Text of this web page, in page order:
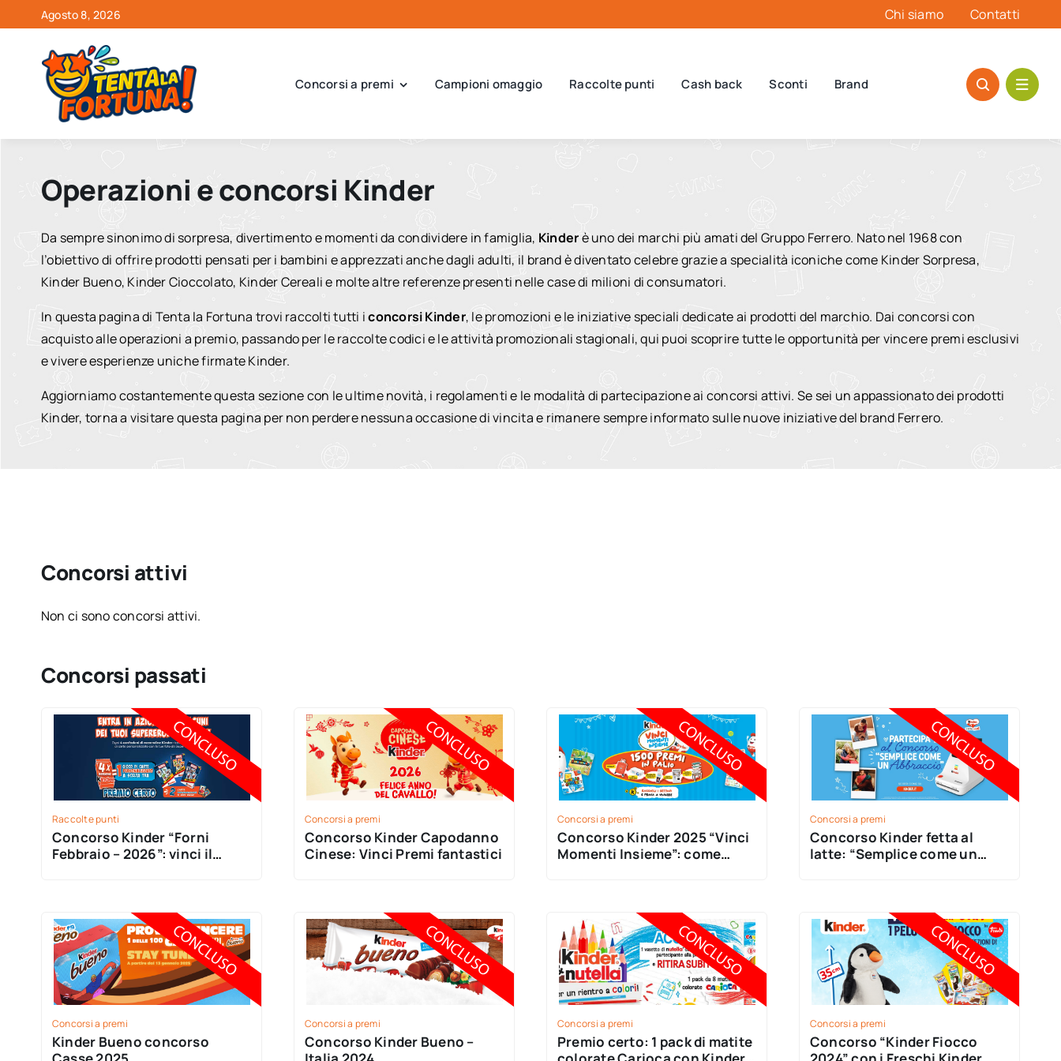
al
contenuto
Agosto 8, 2026 Chi siamo Contatti
Concorsi a premi Campioni omaggio Raccolte punti Cash back Sconti Brand
Operazioni e concorsi Kinder
Da sempre sinonimo di sorpresa, divertimento e momenti da condividere in famiglia, Kinderè uno dei marchi più amati del Gruppo Ferrero. Nato nel 1968 con
l’obiettivo di offrire prodotti pensati per i bambini e apprezzati anche dagli adulti, il brand è diventato celebre grazie a specialità iconiche come Kinder Sorpresa,
Kinder Bueno, Kinder Cioccolato, Kinder Cereali e molte altre referenze presenti nelle case di milioni di consumatori.
In questa pagina di Tenta la Fortuna trovi raccolti tutti iconcorsi Kinder, le promozioni e le iniziative speciali dedicate ai prodotti del marchio. Dai concorsi con
acquisto alle operazioni a premio, passando per le raccolte codici e le attività promozionali stagionali, qui puoi scoprire tutte le opportunità per vincere premi esclusivi
e vivere esperienze uniche firmate Kinder.
Aggiorniamo costantemente questa sezione con le ultime novità, i regolamenti e le modalità di partecipazione ai concorsi attivi. Se sei un appassionato dei prodotti
Kinder, torna a visitare questa pagina per non perdere nessuna occasione di vincita e rimanere sempre informato sulle nuove iniziative del brand Ferrero.
Concorsi attivi
Non ci sono concorsi attivi.
Concorsi passati
Raccolte punti
Concorso Kinder “Forni
Febbraio – 2026”: vinci il
Concorsi a premi
Concorso Kinder Capodanno
Cinese: Vinci Premi fantastici
Concorsi a premi
Concorso Kinder 2025 “Vinci
Momenti Insieme”: come
Concorsi a premi
Concorso Kinder fetta al
latte: “Semplice come un
Concorsi a premi
Kinder Bueno concorso
Concorsi a premi
Concorso Kinder Bueno –
Concorsi a premi
Premio certo: 1 pack di matite
Concorsi a premi
Concorso “Kinder Fiocco